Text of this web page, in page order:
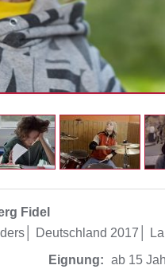
Fidel
Deutschland 2017│
Eignung: ab 15